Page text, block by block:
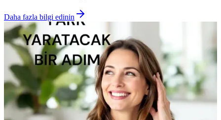
Daha fazla bilgi edinin